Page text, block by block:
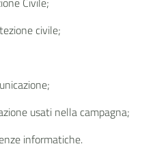
civile;
usati nella campagna;
informatiche.